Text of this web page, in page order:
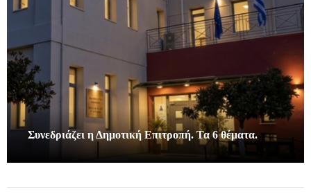
Συνεδριάζει η Δημοτική Επιτροπή. Τα 6 θέματα.